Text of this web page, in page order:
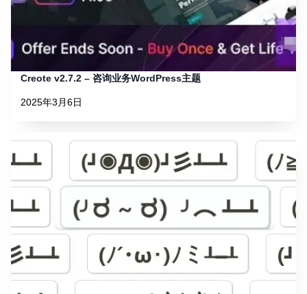
Creote v2.7.2 – 咨询业务WordPress主题
2025年3月6日